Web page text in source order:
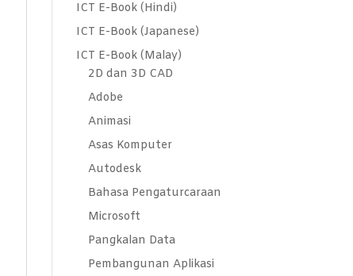
ICT E-Book (Hindi)
ICT E-Book (Japanese)
ICT E-Book (Malay)
2D dan 3D CAD
Adobe
Animasi
Asas Komputer
Autodesk
Bahasa Pengaturcaraan
Microsoft
Pangkalan Data
Pembangunan Aplikasi